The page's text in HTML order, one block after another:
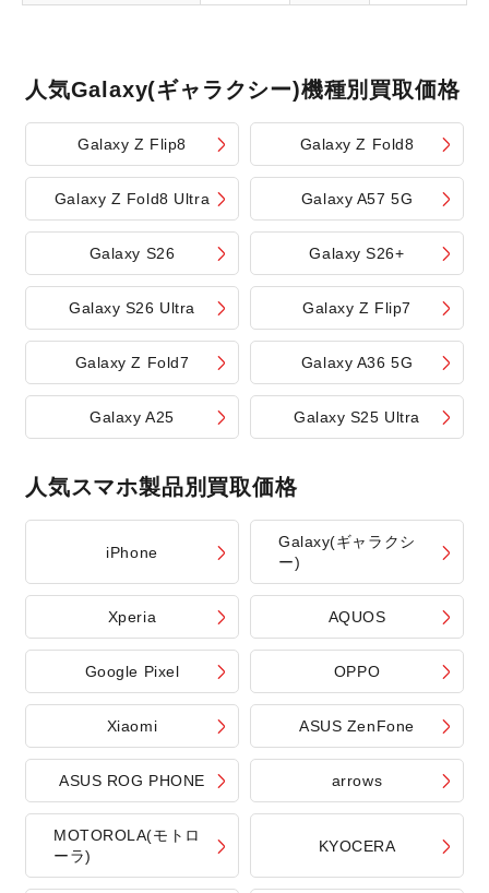
人気Galaxy(ギャラクシー)機種別買取価格
Galaxy Z Flip8 Galaxy Z Fold8
Galaxy Z Fold8 Ultra Galaxy A57 5G
Galaxy S26 Galaxy S26+
Galaxy S26 Ultra Galaxy Z Flip7
Galaxy Z Fold7 Galaxy A36 5G
Galaxy A25 Galaxy S25 Ultra
人気スマホ製品別買取価格
iPhone
Galaxy(ギャラクシ
ー)
Xperia AQUOS
Google Pixel OPPO
Xiaomi ASUS ZenFone
ASUS ROG PHONE arrows
MOTOROLA(モトロ
ーラ)
KYOCERA